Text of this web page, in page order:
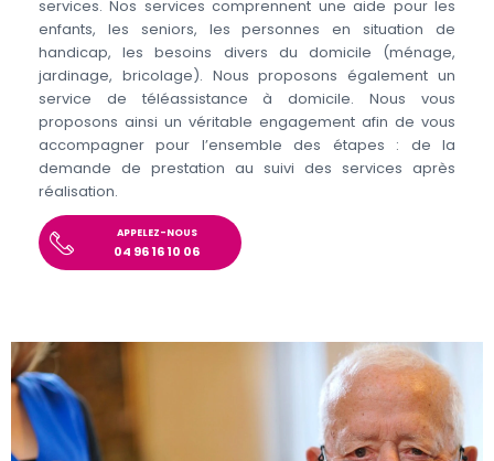
services. Nos services comprennent une aide pour les
enfants, les seniors, les personnes en situation de
handicap, les besoins divers du domicile (ménage,
jardinage, bricolage). Nous proposons également un
service de téléassistance à domicile. Nous vous
proposons ainsi un véritable engagement afin de vous
accompagner pour l’ensemble des étapes : de la
demande de prestation au suivi des services après
réalisation.
APPELEZ-NOUS
04 96 16 10 06